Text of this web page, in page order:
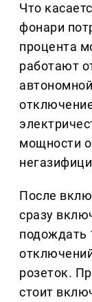
Что
фонари
процента
работают
мощности
После
сразу
подождать
розеток.
стоит